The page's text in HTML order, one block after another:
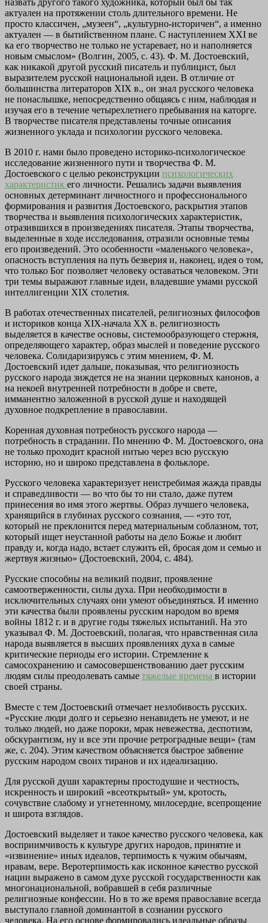
назвать другого такого художника, который был бы так
актуален на протяжении столь длительного времени. Не
просто классичен, „музеен“, „культурно-историчен“, а именно
актуален — в бытийственном плане. С наступлением XXI ве
ка его творчество не только не устаревает, но и наполняется
новым смыслом» (Волгин, 2005, с. 43). Ф. М. Достоевский,
как никакой другой русский писатель и публицист, был
выразителем русской национальной идеи. В отличие от
большинства литераторов XIX в., он знал русского человека
не понаслышке, непосредственно общаясь с ним, наблюдая и
изучая его в течение четырехлетнего пребывания на каторге.
В творчестве писателя представлены точные описания
жизненного уклада и психологии русского человека.
В 2010 г. нами было проведено историко-психологическое
исследование жизненного пути и творчества Ф. М.
Достоевского с целью реконструкции психологических
характеристик его личности. Решались задачи выявления
основных детерминант личностного и профессионального
формирования и развития Достоевского, раскрытия этапов
творчества и выявления психологических характеристик,
отразившихся в произведениях писателя. Этапы творчества,
выделенные в ходе исследования, отразили основные темы
его произведений. Это особенности «маленького человека»,
опасность вступления на путь безверия и, наконец, идея о том,
что только Бог позволяет человеку оставаться человеком. Эти
три темы выражают главные идеи, владевшие умами русской
интеллигенции XIX столетия.
В работах отечественных писателей, религиозных философов
и историков конца XIX-начала XX в. религиозность
выделяется в качестве основы, системообразующего стержня,
определяющего характер, образ мыслей и поведение русского
человека. Солидаризируясь с этим мнением, Ф. М.
Достоевский идет дальше, показывая, что религиозность
русского народа зиждется не на знании церковных канонов, а
на некоей внутренней потребности в добре и свете,
имманентно заложенной в русской душе и находящей
духовное подкрепление в православии.
Коренная духовная потребность русского народа —
потребность в страдании. По мнению Ф. М. Достоевского, она
не только проходит красной нитью через всю русскую
историю, но и широко представлена в фольклоре.
Русского человека характеризует неистребимая жажда правды
и справедливости — во что бы то ни стало, даже путем
принесения во имя этого жертвы. Образ лучшего человека,
хранящийся в глубинах русского сознания, — «это тот,
который не преклонится перед материальным соблазном, тот,
который ищет неустанной работы на дело Божье и любит
правду и, когда надо, встает служить ей, бросая дом и семью и
жертвуя жизнью» (Достоевский, 2004, с. 484).
Русские способны на великий подвиг, проявление
самоотверженности, силы духа. При необходимости в
исключительных случаях они умеют объединяться. И именно
эти качества были проявлены русским народом во время
войны 1812 г. и в другие годы тяжелых испытаний. На это
указывал Ф. М. Достоевский, полагая, что нравственная сила
народа выявляется в высших проявлениях духа в самые
критические периоды его истории. Стремление к
самосохранению и самосовершенствованию дает русским
людям силы преодолевать самые тяжелые времена в истории
своей страны.
Вместе с тем Достоевский отмечает незлобивость русских.
«Русские люди долго и серьезно ненавидеть не умеют, и не
только людей, но даже пороки, мрак невежества, деспотизм,
обскурантизм, ну и все эти прочие ретроградные вещи» (там
же, с. 204). Этим качеством объясняется быстрое забвение
русским народом своих тиранов и их идеализацию.
Для русской души характерны простодушие и честность,
искренность и широкий «всеоткрытый» ум, кротость,
сочувствие слабому и угнетенному, милосердие, всепрощение
и широта взглядов.
Достоевский выделяет и такое качество русского человека, как
восприимчивость к культуре других народов, принятие и
«извинение» иных идеалов, терпимость к чужим обычаям,
нравам, вере. Веротерпимость как исконное качество русской
нации выражено в самом духе русской государственности как
многонациональной, вобравшей в себя различные
религиозные конфессии. Но в то же время православие всегда
выступало главной доминантой в сознании русского
человека. На его основе формировались идеальные образы